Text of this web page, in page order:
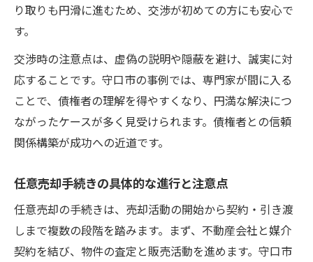
り取りも円滑に進むため、交渉が初めての方にも安心で
す。
交渉時の注意点は、虚偽の説明や隠蔽を避け、誠実に対
応することです。守口市の事例では、専門家が間に入る
ことで、債権者の理解を得やすくなり、円満な解決につ
ながったケースが多く見受けられます。債権者との信頼
関係構築が成功への近道です。
任意売却手続きの具体的な進行と注意点
任意売却の手続きは、売却活動の開始から契約・引き渡
しまで複数の段階を踏みます。まず、不動産会社と媒介
契約を結び、物件の査定と販売活動を進めます。守口市